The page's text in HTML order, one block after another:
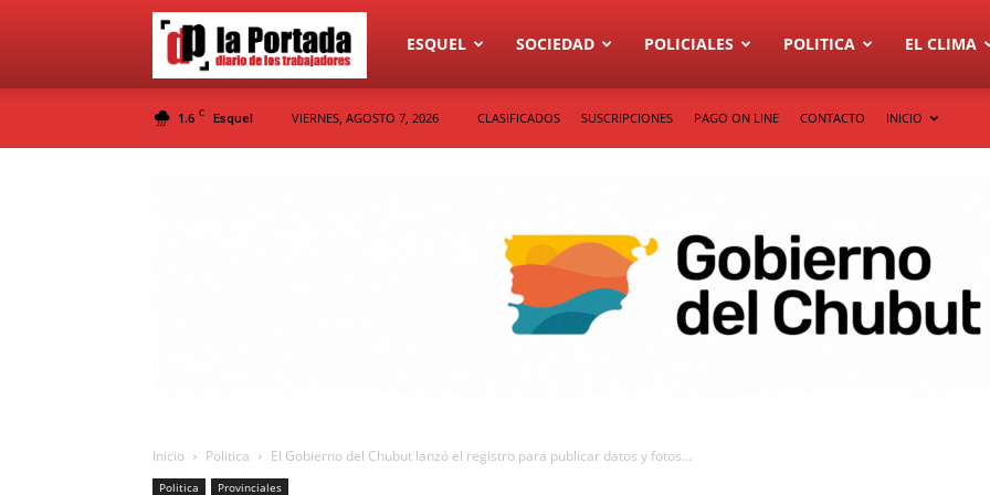
Diario
La
ESQUEL SOCIEDAD POLICIALES POLITICA EL CLIMA
1.6 C Esquel VIERNES, AGOSTO 7, 2026 CLASIFICADOS SUSCRIPCIONES PAGO ON LINE CONTACTO INICIO
Inicio Politica El Gobierno del Chubut lanzó el registro para publicar datos y fotos...
Politica Provinciales